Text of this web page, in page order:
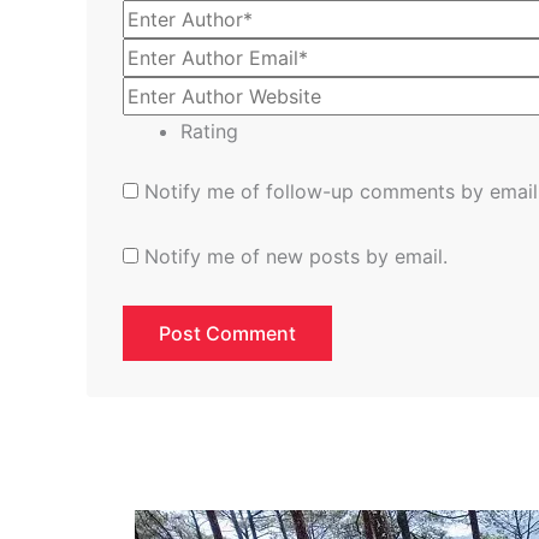
Rating
Notify me of follow-up comments by
Notify me of new posts by email.